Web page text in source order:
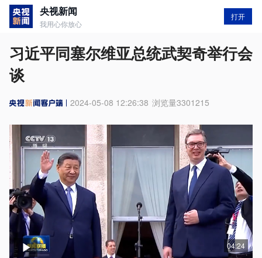
央视新闻
我用心你放心
打开
习近平同塞尔维亚总统武契奇举行会
谈
2024-05-08 12:26:38 浏览量3301215
04:24